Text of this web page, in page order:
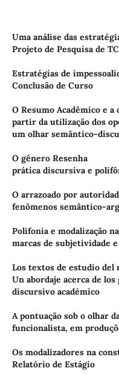
Uma análise das
Projeto de Pesquisa de
Estratégias de
Conclusão de Curso
O Resumo Acadêmico e
partir da utilização dos
um olhar semântico-
O gênero Resenha
prática discursiva e
O arrazoado por
fenômenos semântico-
Polifonia e modalização
marcas de subjetividade
Los textos de estudio
Un abordaje acerca de
discursivo académico
A pontuação sob o olhar
funcionalista, em
Os modalizadores na
Relatório de Estágio